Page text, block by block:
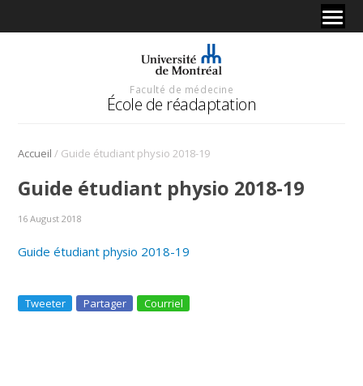
Faculté de médecine
École de réadaptation
Accueil / Guide étudiant physio 2018-19
Guide étudiant physio 2018-19
16 August 2018
Guide étudiant physio 2018-19
Tweeter Partager Courriel